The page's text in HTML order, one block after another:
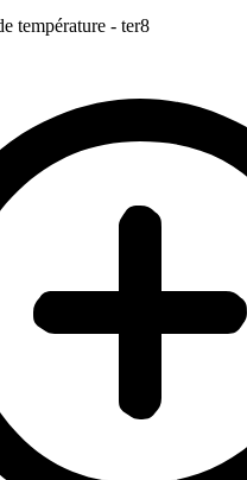
température - ter8